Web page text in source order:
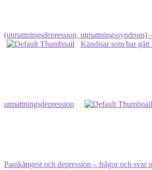
(utmattningsdepression, utmattningssyndrom)
Kändisar som har
utmattningsdepression
Panikångest och depression – frågor och svar